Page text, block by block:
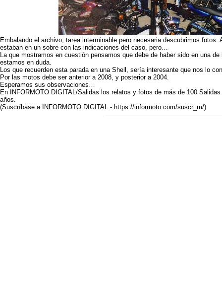
Embalando el archivo, tarea interminable pero necesaria descubrimos fotos.
estaban en un sobre con las indicaciones del caso, pero…
La que mostramos en cuestión pensamos que debe de haber sido en una
estamos en duda.
Los que recuerden esta parada en una Shell, sería interesante que nos lo
Por las motos debe ser anterior a 2008, y posterior a 2004.
Esperamos sus observaciones…
En INFORMOTO DIGITAL/Salidas los relatos y fotos de más de 100
años.
(Suscríbase a INFORMOTO DIGITAL - https://informoto.com/suscr_m/)